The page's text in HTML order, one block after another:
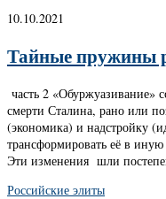
10.10.2021
Тайные пружины
часть 2 «Обуржуазивание»
смерти Сталина, рано или
(экономика) и надстройку
трансформировать её в иную
Эти изменения шли
Российские элиты